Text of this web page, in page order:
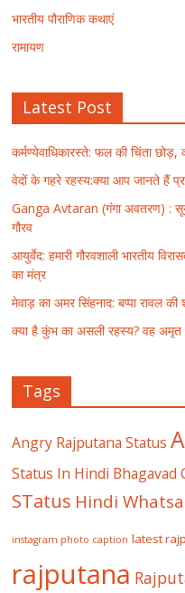
भारतीय पौराणिक कथाएं
रामायण
Latest Post
कर्मण्येवाधिकारस्ते: फल की चिंता छोड़,
वेदों के गहरे रहस्य:क्या आप जानते हैं
Ganga Avtaran (गंगा अवतरण) :
गौरव
आयुर्वेद: हमारी गौरवशाली भारतीय
का मंत्र
मेवाड़ का अमर सिंहनाद: बप्पा रावल की
क्या है कुंभ का असली रहस्य? वह अमृत
Tags
Angry Rajputana Status
Status In Hindi Bhagavad
STatus Hindi
instagram photo caption latest
rajputana